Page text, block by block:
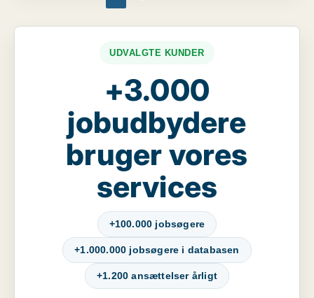
UDVALGTE KUNDER
+3.000
jobudbydere
bruger vores
services
+100.000 jobsøgere
+1.000.000 jobsøgere i databasen
+1.200 ansættelser årligt